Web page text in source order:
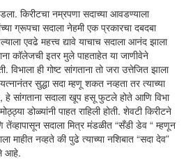
किरीटचा नम्रपणा सदाच्या आवडण्याला
ग्रूपचा सदाला नेहमी एक प्रकारचा दबदबा
एवढे महत्त्व द्यावे याचाच सदाला आनंद झाला
कॉलेजची इतर मुले पाहताहेत या जाणीवेने
ही गोष्ट सांगताना तो जरा उत्तेजित झाला
सुद्धा सदा म्हणू शकत नव्हता तर त्याच्या
सांगताना सदाला खूप हसू फुटले होते आणि विभा
डोळ्यांनी पाहत राहिली होती. शेवटी किरीटने
सदाला मित्र मंडळीत “सँडी डेव “ म्हणून
माहीत नव्हते की पुढे त्याच्या नशिबात “सदा देव”
आहे.